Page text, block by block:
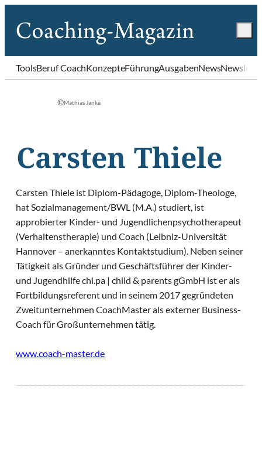
ToolsBeruf CoachKonzepteFührungAusgabenNews
©Mathias Janke
Carsten Thiele
Carsten Thiele ist Diplom-Pädagoge, Diplom-Theologe,
hat Sozialmanagement/BWL (M.A.) studiert, ist
approbierter Kinder- und Jugendlichenpsychotherapeut
(Verhaltenstherapie) und Coach (Leibniz-Universität
Hannover – anerkanntes Kontaktstudium). Neben seiner
Tätigkeit als Gründer und Geschäftsführer der Kinder-
und Jugendhilfe chi.pa | child & parents gGmbH ist er als
Fortbildungsreferent und in seinem 2017 gegründeten
Zweitunternehmen CoachMaster als externer Business-
Coach für Großunternehmen tätig.
www.coach-master.de